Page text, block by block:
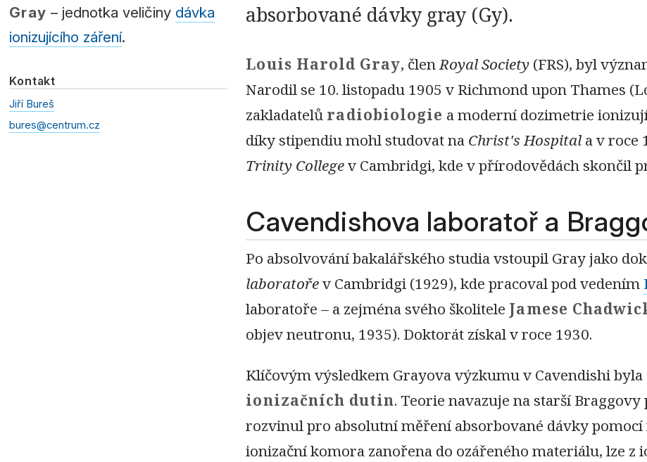
absorbované dávky gray (Gy).
Louis Harold Gray, členRoyal Society (FRS), byl
Narodil se 10. listopadu 1905 v Richmond upon Thames
zakladatelů radiobiologie a moderní dozimetrie
díky stipendiu mohl studovat na Christ's Hospital a v roce
Trinity Collegev Cambridgi, kde v přírodovědách skončil
Cavendishova laboratoř a
Po absolvování bakalářského studia vstoupil Gray jako
laboratořev Cambridgi (1929), kde pracoval pod vedením
laboratoře – a zejména svého školitele Jamese
objev neutronu, 1935). Doktorát získal v roce 1930.
Klíčovým výsledkem Grayova výzkumu v Cavendishi byla
ionizačních dutin. Teorie navazuje na starší
rozvinul pro absolutní měření absorbované dávky pomocí
ionizační komora zanořena do ozářeného materiálu, lze z
Gray – jednotka veličiny dávka
ionizujícího záření.
Kontakt
Jiří Bureš
bures@centrum.cz